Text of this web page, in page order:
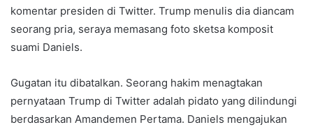
komentar presiden di Twitter. Trump menulis dia diancam
seorang pria, seraya memasang foto sketsa komposit
suami Daniels.
Gugatan itu dibatalkan. Seorang hakim menagtakan
pernyataan Trump di Twitter adalah pidato yang dilindungi
berdasarkan Amandemen Pertama. Daniels mengajukan